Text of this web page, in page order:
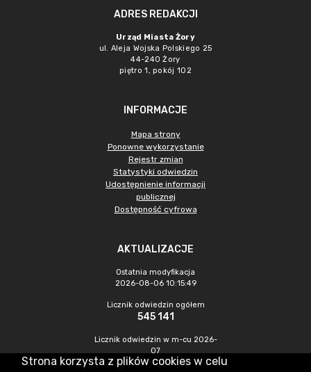
ADRES REDAKCJI
Urząd Miasta Żory
ul. Aleja Wojska Polskiego 25
44-240 Żory
piętro 1, pokój 102
INFORMACJE
Mapa strony
Ponowne wykorzystanie
Rejestr zmian
Statystyki odwiedzin
Udostępnienie informacji
publicznej
Dostępność cyfrowa
AKTUALIZACJE
Ostatnia modyfikacja
2026-08-06 10:15:49
Licznik odwiedzin ogółem
545 141
Licznik odwiedzin w m-cu 2026-
07
1 157
Strona korzysta z plików cookies w celu